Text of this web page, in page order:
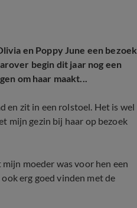
en Poppy June een bezoek
begin dit jaar nog een
om haar maakt...
en zit in een rolstoel. Het is wel
mijn gezin bij haar op bezoek
moeder was voor hen een
erg goed vinden met de